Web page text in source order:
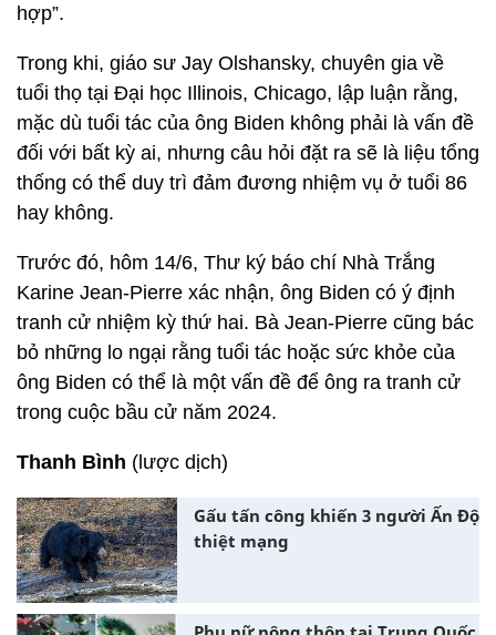
hợp”.
Trong khi, giáo sư Jay Olshansky, chuyên gia về
tuổi thọ tại Đại học Illinois, Chicago, lập luận rằng,
mặc dù tuổi tác của ông Biden không phải là vấn đề
đối với bất kỳ ai, nhưng câu hỏi đặt ra sẽ là liệu tổng
thống có thể duy trì đảm đương nhiệm vụ ở tuổi 86
hay không.
Trước đó, hôm 14/6, Thư ký báo chí Nhà Trắng
Karine Jean-Pierre xác nhận, ông Biden có ý định
tranh cử nhiệm kỳ thứ hai. Bà Jean-Pierre cũng bác
bỏ những lo ngại rằng tuổi tác hoặc sức khỏe của
ông Biden có thể là một vấn đề để ông ra tranh cử
trong cuộc bầu cử năm 2024.
Thanh Bình (lược dịch)
Gấu tấn công khiến 3 người Ấn Độ
thiệt mạng